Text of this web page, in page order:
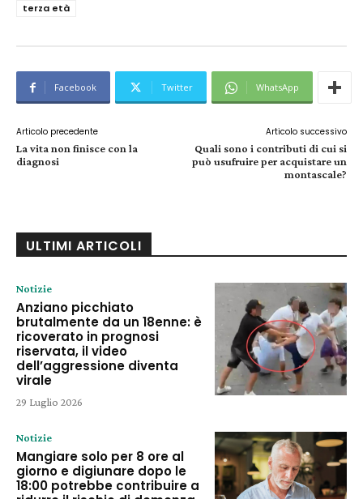
terza età
Facebook Twitter WhatsApp
Articolo precedente
La vita non finisce con la
diagnosi
Articolo successivo
Quali sono i contributi di cui si
può usufruire per acquistare un
montascale?
ULTIMI ARTICOLI
Notizie
Anziano picchiato
brutalmente da un 18enne: è
ricoverato in prognosi
riservata, il video
dell’aggressione diventa
virale
29 Luglio 2026
Notizie
Mangiare solo per 8 ore al
giorno e digiunare dopo le
18:00 potrebbe contribuire a